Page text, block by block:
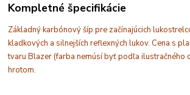
Kompletné špecifikácie
Základný karbónový šíp pre začínajúcich
kladkových a silnejších reflexných lukov. Cena s
tvaru Blazer (farba nemúsí byť podľa ilustračného
hrotom.